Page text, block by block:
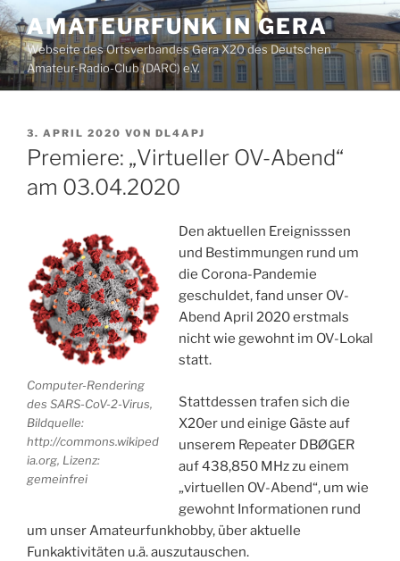
Zum
Inhalt
springen
AMATEURFUNK IN GERA
Webseite des Ortsverbandes Gera X20 des Deutschen
Amateur-Radio-Club (DARC) e.V.
VERÖFFENTLICHT
AM
3. APRIL 2020 VON DL4APJ
Premiere: „Virtueller OV-Abend“
am 03.04.2020
Computer-Rendering
des SARS-CoV-2-Virus,
Bildquelle:
http://commons.wikiped
ia.org, Lizenz:
gemeinfrei
Den aktuellen Ereignisssen
und Bestimmungen rund um
die Corona-Pandemie
geschuldet, fand unser OV-
Abend April 2020 erstmals
nicht wie gewohnt im OV-Lokal
statt.
Stattdessen trafen sich die
X20er und einige Gäste auf
unserem Repeater DBØGER
auf 438,850 MHz zu einem
„virtuellen OV-Abend“, um wie
gewohnt Informationen rund
um unser Amateurfunkhobby, über aktuelle
Funkaktivitäten u.ä. auszutauschen.